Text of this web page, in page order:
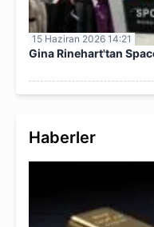
15 Haziran 2026 14:21
Gina Rinehart'tan
Haberler